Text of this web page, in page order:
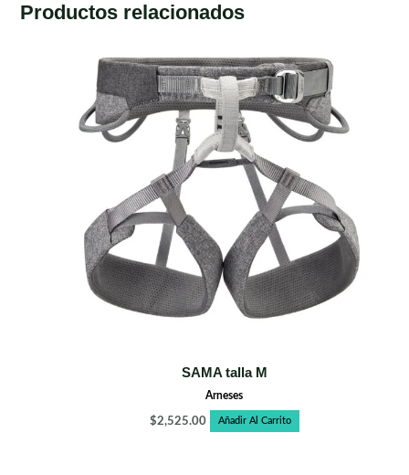
Productos relacionados
SAMA talla M
Arneses
$2,525.00 Añadir Al Carrito